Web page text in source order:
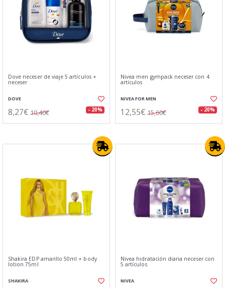
Dove neceser de viaje 5 artículos +
neceser
DOVE
8,27€ 10,40€ - 20%
Nivea men gympack neceser con 4
artículos
NIVEA FOR MEN
12,55€ 15,60€ - 20%
Shakira EDP amarillo 50ml + body
lotion 75ml
SHAKIRA
Nivea hidratación diaria neceser con
5 artículos
NIVEA